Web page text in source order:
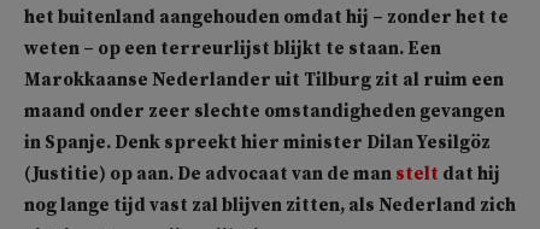
het buitenland aangehouden omdat hij – zonder het te
weten – op een terreurlijst blijkt te staan. Een
Marokkaanse Nederlander uit Tilburg zit al ruim een
maand onder zeer slechte omstandigheden gevangen
in Spanje. Denk spreekt hier minister Dilan Yesilgöz
(Justitie) op aan. De advocaat van de man stelt dat hij
nog lange tijd vast zal blijven zitten, als Nederland zich